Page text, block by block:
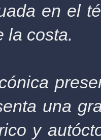
en el
la costa.
una
y